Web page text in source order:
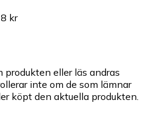
kr
produkten eller läs andras
inte om de som lämnar
köpt den aktuella produkten.